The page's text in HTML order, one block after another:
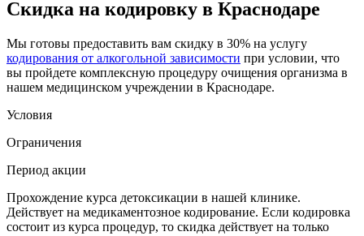
Скидка на кодировку в Краснодаре
Мы готовы предоставить вам скидку в 30% на услугу
кодирования от алкогольной зависимости при условии, что
вы пройдете комплексную процедуру очищения организма в
нашем медицинском учреждении в Краснодаре.
Условия
Ограничения
Период акции
Прохождение курса детоксикации в нашей клинике.
Действует на медикаментозное кодирование. Если кодировка
состоит из курса процедур, то скидка действует на только